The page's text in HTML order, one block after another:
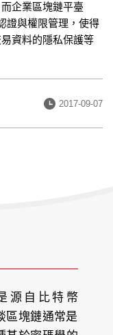
企業區塊鏈平臺
證與權限管理，使得
資料的隱私保護等
發
2017-09-07
源自比特幣
區塊鏈通常是